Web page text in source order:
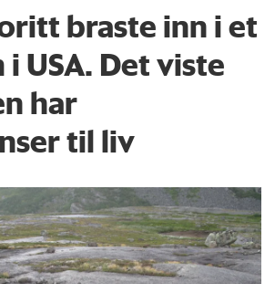
braste inn i et
USA. Det viste
har
til liv